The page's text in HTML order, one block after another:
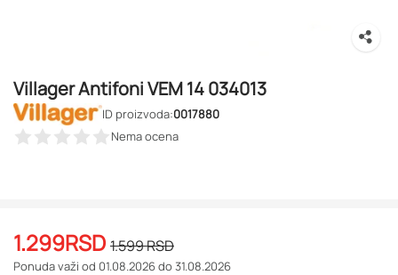
Villager Antifoni VEM 14 034013
ID proizvoda:0017880
Nema ocena
1.299RSD 1.599RSD
Ponuda važi od 01.08.2026 do 31.08.2026